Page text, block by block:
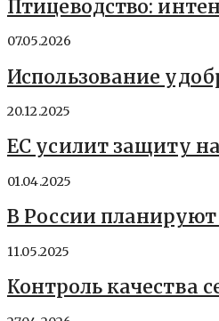
Птицеводство:
07.05.2026
Использование
20.12.2025
ЕС усилит защиту
01.04.2025
В России
11.05.2025
Контроль качества